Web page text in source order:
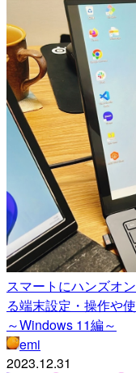
スマートにハンズオ
る端末設定・操作や
～Windows 11編～
emi
2023.12.31